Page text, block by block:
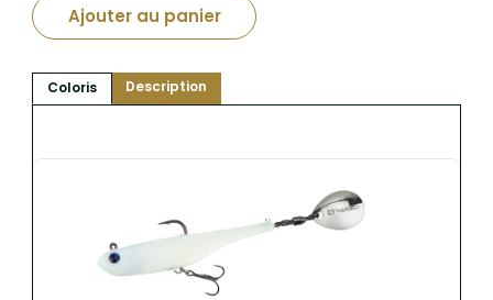
Ajouter au panier
Coloris Description